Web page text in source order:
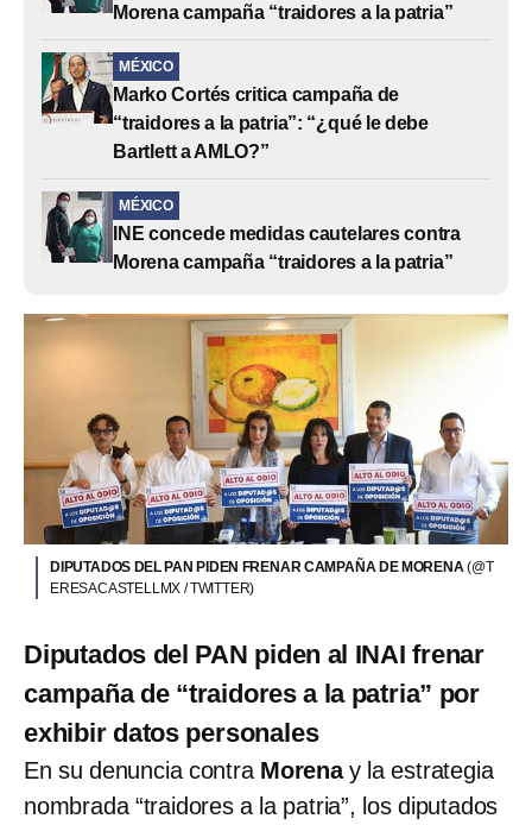
Morena campaña “traidores a la patria”
MÉXICO
Marko Cortés critica campaña de
“traidores a la patria”: “¿qué le debe
Bartlett a AMLO?”
MÉXICO
INE concede medidas cautelares contra
Morena campaña “traidores a la patria”
DIPUTADOS DEL PAN PIDEN FRENAR CAMPAÑA DE MORENA(@T
ERESACASTELLMX / TWITTER)
Diputados del PAN piden al INAI frenar
campaña de “traidores a la patria” por
exhibir datos personales
En su denuncia contra Morenay la estrategia
nombrada “traidores a la patria”, los diputados